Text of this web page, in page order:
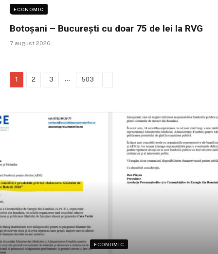
ECONOMIC
Botoșani – București cu doar 75 de lei la RVG
7 august 2026
1 2 3 … 503
ECONOMIC